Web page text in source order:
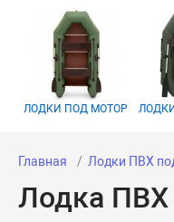
ЛОДКИ ПОД МОТОР
Главная Лодки ПВХ
Лодка ПВХ